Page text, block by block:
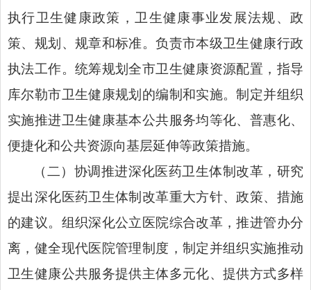
执行卫生健康政策，卫生健康事业发展法规、政
策、规划、规章和标准。负责市本级卫生健康行政
执法工作。统筹规划全市卫生健康资源配置，指导
库尔勒市卫生健康规划的编制和实施。制定并组织
实施推进卫生健康基本公共服务均等化、普惠化、
便捷化和公共资源向基层延伸等政策措施。
（二）协调推进深化医药卫生体制改革，研究
提出深化医药卫生体制改革重大方针、政策、措施
的建议。组织深化公立医院综合改革，推进管办分
离，健全现代医院管理制度，制定并组织实施推动
卫生健康公共服务提供主体多元化、提供方式多样